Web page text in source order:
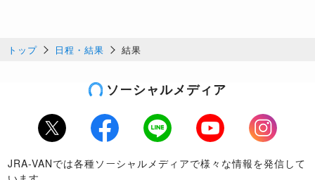
トップ 日程・結果 結果
ソーシャルメディア
Twitter Facebook LINE Youtube
Instagram
JRA-VANでは各種ソーシャルメディアで様々な情報を発信して